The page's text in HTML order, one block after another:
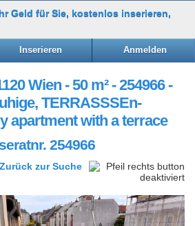
Inserieren Anmelden
Wien - 50 m² - 254966 -
TERRASSSEn-
apartment with a terrace
254966
Zurück zur Suche